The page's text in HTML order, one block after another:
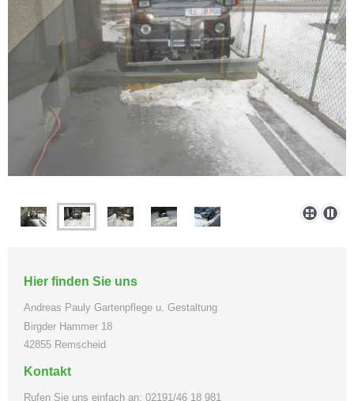
Hier finden Sie uns
Andreas Pauly Gartenpflege u. Gestaltung
Birgder Hammer 18
42855 Remscheid
Kontakt
Rufen Sie uns einfach an: 02191/46 18 981